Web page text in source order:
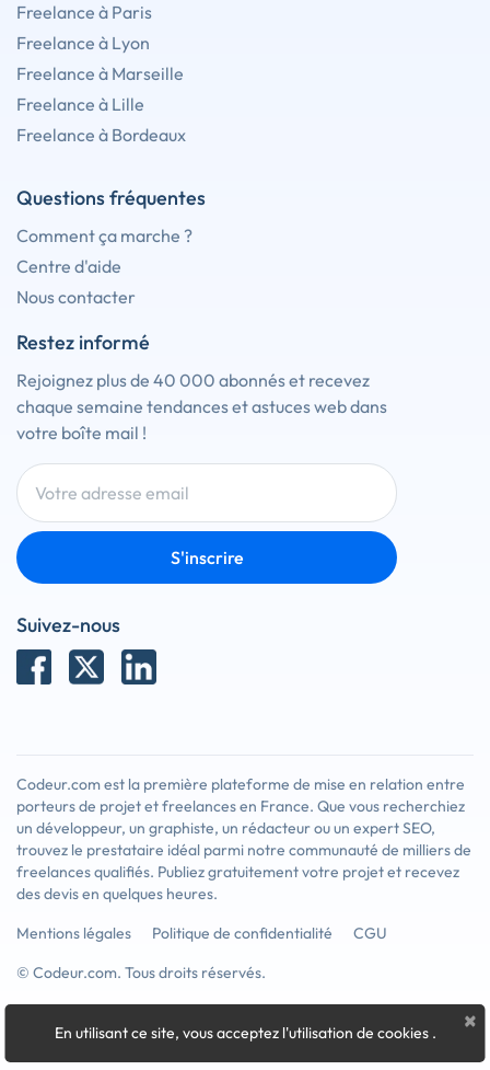
Freelance à Paris
Freelance à Lyon
Freelance à Marseille
Freelance à Lille
Freelance à Bordeaux
Questions fréquentes
Comment ça marche ?
Centre d'aide
Nous contacter
Restez informé
Rejoignez plus de 40 000 abonnés et recevez
chaque semaine tendances et astuces web dans
votre boîte mail !
S'inscrire
Suivez-nous
Codeur.com est la première plateforme de mise en relation entre
porteurs de projet et freelances en France. Que vous recherchiez
un développeur, un graphiste, un rédacteur ou un expert SEO,
trouvez le prestataire idéal parmi notre communauté de milliers de
freelances qualifiés. Publiez gratuitement votre projet et recevez
des devis en quelques heures.
Mentions légales
Politique de confidentialité
CGU
© Codeur.com. Tous droits réservés.
×
En utilisant ce site, vous acceptez l'utilisation de cookies .